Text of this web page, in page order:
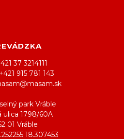
37 3214111
915 781 143
park Vráble
ulica 1798/60A
01 Vráble
18.307453